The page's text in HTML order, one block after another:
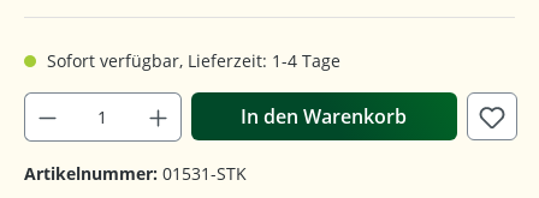
Sofort verfügbar, Lieferzeit: 1-4 Tage
In den Warenkorb
Artikelnummer: 01531-STK